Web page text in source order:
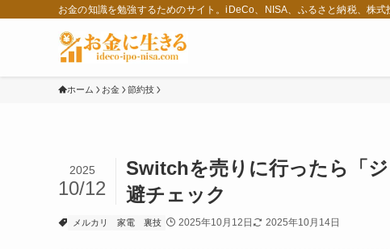
お金の知識を勉強するためのサイト。iDeCo、NISA、ふるさと納税、株
ホーム お金 節約技
Switchを売りに行ったら「
避チェック
2025
10/12
メルカリ 家電 裏技 2025年10月12日 2025年10月14日